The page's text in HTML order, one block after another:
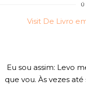
Visit De Livro
Eu sou assim: Levo
que vou. Às vezes